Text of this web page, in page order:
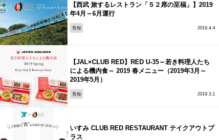
【西武 旅するレストラン「５２席の至福」】2019
年4月～6月運行
告知 2019.4.4
【JAL×CLUB RED】RED U-35～若き料理人たち
による機内食～ 2019 春メニュー（2019年3月～
2019年5月）
告知 2019.3.1
いすみ CLUB RED RESTAURANT テイクアウトプ
ラス